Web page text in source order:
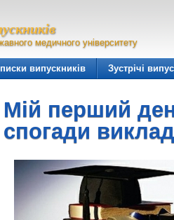
медичного університету
випускників Зустрічі
Мій перший
спогади